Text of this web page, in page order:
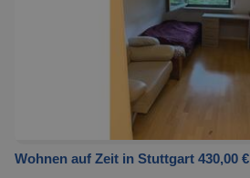
Wohnen auf Zeit in Stuttgart 430,00 €